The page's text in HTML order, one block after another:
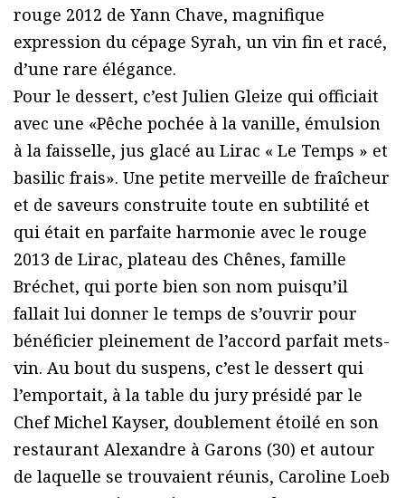
rouge 2012 de Yann Chave, magnifique
expression du cépage Syrah, un vin fin et racé,
d’une rare élégance.
Pour le dessert, c’est Julien Gleize qui officiait
avec une «Pêche pochée à la vanille, émulsion
à la faisselle, jus glacé au Lirac « Le Temps » et
basilic frais». Une petite merveille de fraîcheur
et de saveurs construite toute en subtilité et
qui était en parfaite harmonie avec le rouge
2013 de Lirac, plateau des Chênes, famille
Bréchet, qui porte bien son nom puisqu’il
fallait lui donner le temps de s’ouvrir pour
bénéficier pleinement de l’accord parfait mets-
vin. Au bout du suspens, c’est le dessert qui
l’emportait, à la table du jury présidé par le
Chef Michel Kayser, doublement étoilé en son
restaurant Alexandre à Garons (30) et autour
de laquelle se trouvaient réunis, Caroline Loeb